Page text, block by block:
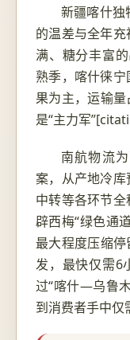
新疆喀什
的温差与全年
满、糖分丰富
熟季，喀什徕
果为主，运输
是“主力军
南航物流
案，从产地冷库
中转等各环节
辟西梅“绿色通
最大程度压缩
发，最快仅需6
过“喀什—乌鲁
到消费者手中